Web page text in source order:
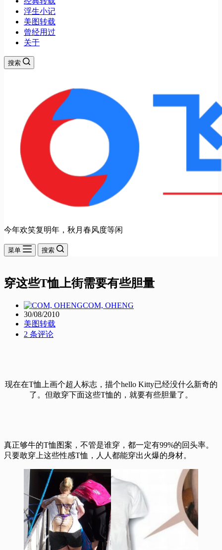
浮生小记
美图转载
曾经用过
关于
搜索
今年欢笑复明年，秋月春风度等闲
菜单 搜索
穿这些T恤上街需要有些胆量
COM, OHENG
30/08/2010
美图转载
2 条评论
现在在T恤上画个超人标志，描个hello Kitty已经没什么新奇的
了。但敢穿下面这些T恤的，就要有些胆量了。
真正够牛的T恤图案，不管是谁穿，都一定有99%的回头率。
只要敢穿上这些性感T恤，人人都能穿出火爆的身材。